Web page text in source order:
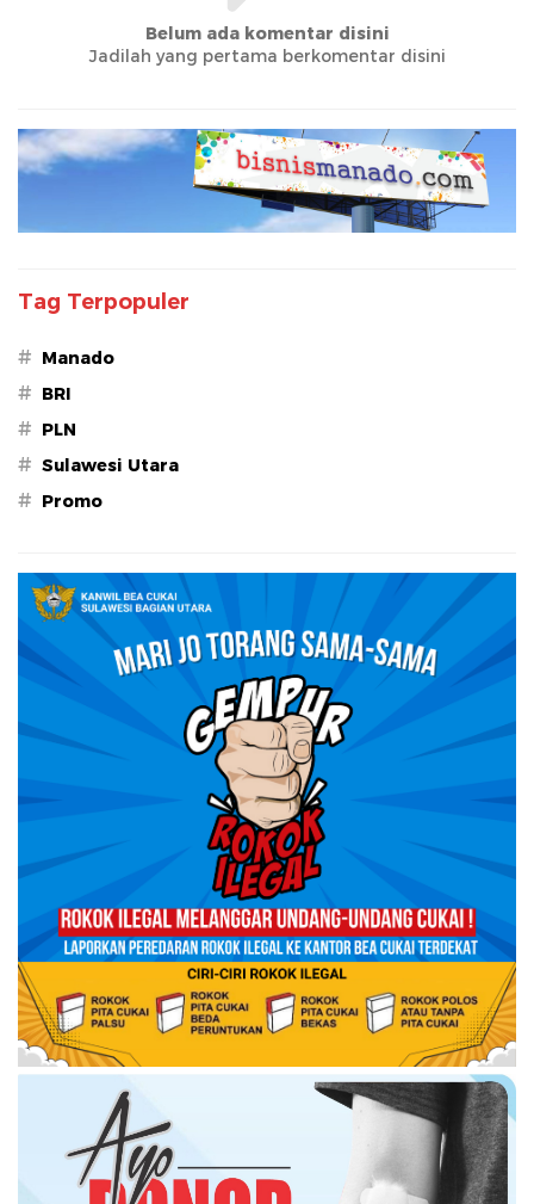
Belum ada komentar disini
Jadilah yang pertama berkomentar disini
Tag Terpopuler
# Manado
# BRI
# PLN
# Sulawesi Utara
# Promo